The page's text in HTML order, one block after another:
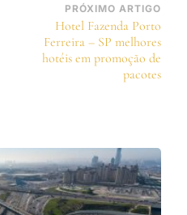
PRÓXIMO ARTIGO
Hotel Fazenda Porto
Ferreira – SP melhores
hotéis em promoção de
pacotes